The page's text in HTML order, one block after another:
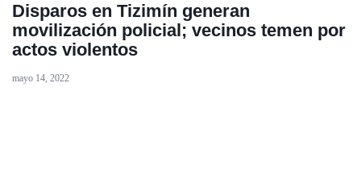
Disparos en Tizimín generan
movilización policial; vecinos temen por
actos violentos
mayo 14, 2022